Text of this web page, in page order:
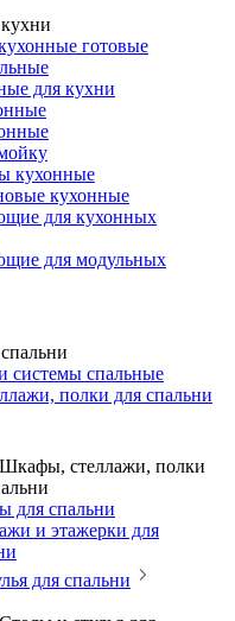
готовые
для кухни
кухонные
кухонные
для кухонных
для модульных
системы спальные
полки для спальни
Шкафы, стеллажи, полки
для спальни
и этажерки для
для спальни